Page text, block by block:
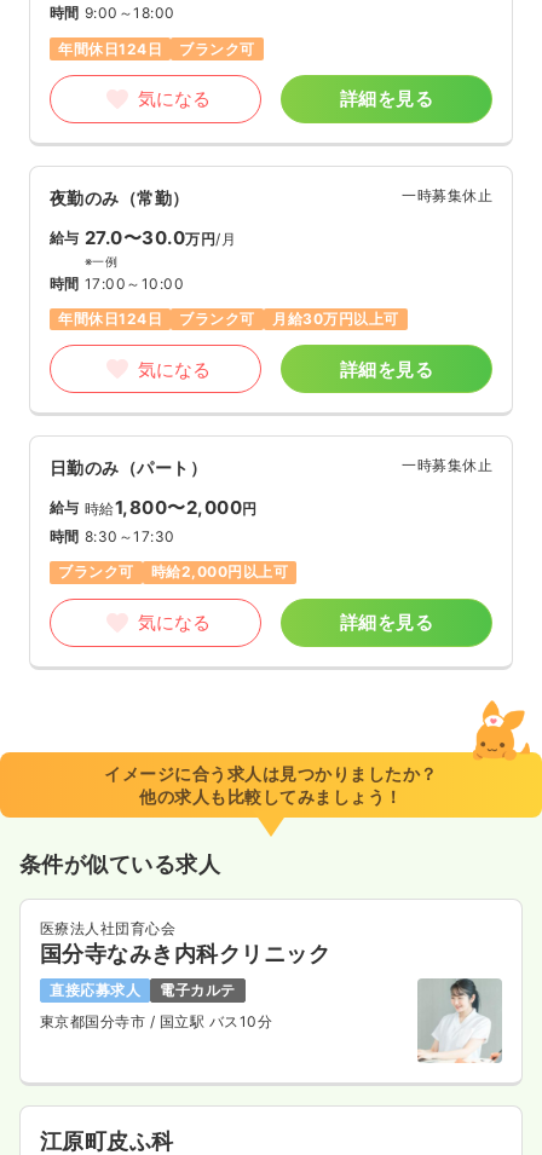
時間 9:00～18:00
年間休日124日
ブランク可
気になる 詳細を見る
夜勤のみ（常勤） 一時募集休止
給与 27.0〜30.0万円/月
※一例
時間 17:00～10:00
年間休日124日
ブランク可 月給30万円以上可
気になる 詳細を見る
日勤のみ（パート） 一時募集休止
給与 時給1,800〜2,000円
時間 8:30～17:30
ブランク可
時給2,000円以上可
気になる 詳細を見る
イメージに合う求人は見つかりましたか？
他の求人も比較してみましょう！
条件が似ている求人
医療法人社団育心会
国分寺なみき内科クリニック
直接応募求人
電子カルテ
東京都国分寺市 / 国立駅 バス10分
江原町皮ふ科